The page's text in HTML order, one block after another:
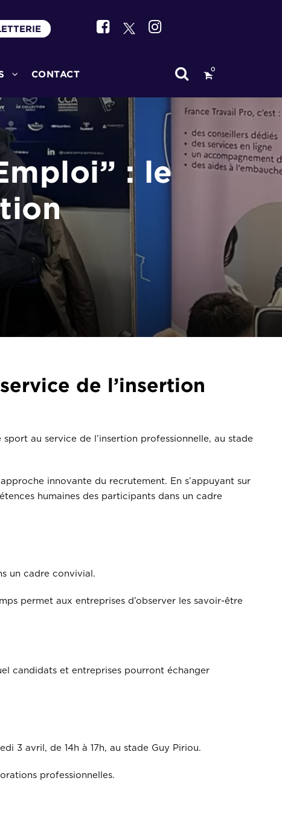
CONTACT 0
: le
de l’insertion
au service de l’insertion professionnelle, au stade
innovante du recrutement. En s’appuyant sur
humaines des participants dans un cadre
un cadre convivial.
permet aux entreprises d’observer les savoir-être
candidats et entreprises pourront échanger
3 avril, de 14h à 17h, au stade Guy Piriou.
professionnelles.